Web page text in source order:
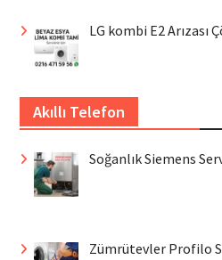
LG kombi E2 Arızası
Akıllı Telefon
Soğanlık Siemens
Zümrütevler Profilo